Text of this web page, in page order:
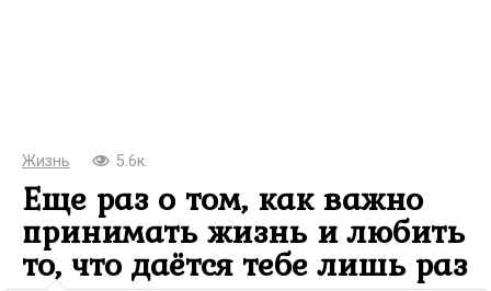
Жизнь 5.6к.
Еще раз о том, как важно
принимать жизнь и любить
то, что даётся тебе лишь раз